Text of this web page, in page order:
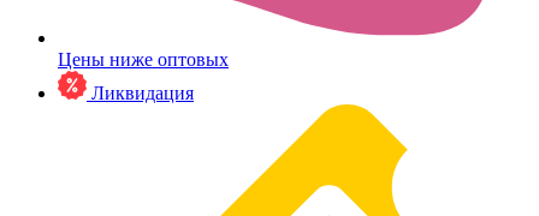
Цены ниже оптовых
Ликвидация